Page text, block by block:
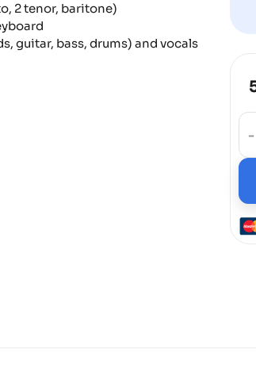
2 tenor, baritone)
guitar, bass, drums) and vocals
-